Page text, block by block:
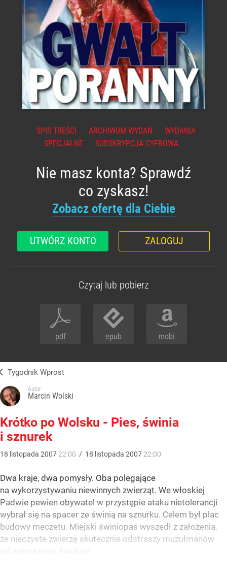
SPIS TREŚCI ARCHIWUM WYDAŃ
WYDANIA
SPECJALNE
SUBSKRYPCJA CYFROWA
Nie masz konta? Sprawdź
co zyskasz!
Zobacz ofertę dla Ciebie
UTWÓRZ KONTO ZALOGUJ
Czytaj lub pobierz
pdf epub mobi
Tygodnik Wprost
Autor:
Marcin Wolski
Krótko po Wolsku - Pies, świnia
i sznurek
18 listopada 2007 22:00 / 18 listopada 2007 22:00
Dwa kraje, dwa pomysły. Oba polegające
na wykorzystywaniu niewinnych zwierząt. We włoskiej
Padwie pewien obywatel w przystępie ataku nietolerancji
wybrał się na spacer ze świnią na sznurku. Celem był plac
budowy meczetu. Miejski świniopas wyszedł z założenia,
że nieczyste zwierzę skutecznie odstraszy muzułmanów
od wznoszenia świątyni.